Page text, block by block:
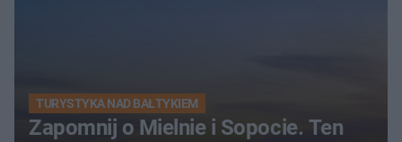
TURYSTYKA NAD BAŁTYKIEM
Zapomnij o Mielnie i Sopocie. Ten